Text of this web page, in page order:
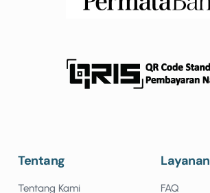
Tentang
Tentang Kami
Layanan
FAQ